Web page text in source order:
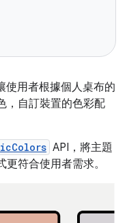
使用者根據個人桌布的
，自訂裝置的色彩配
API，將主題
符合使用者需求。